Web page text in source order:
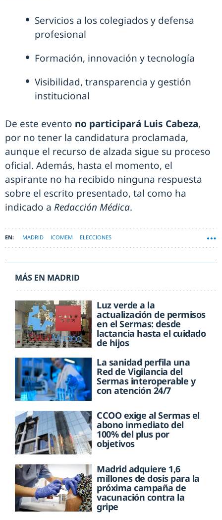
Servicios a los colegiados y defensa
profesional
Formación, innovación y tecnología
Visibilidad, transparencia y gestión
institucional
De este evento no participará Luis Cabeza,
por no tener la candidatura proclamada,
aunque el recurso de alzada sigue su proceso
oficial. Además, hasta el momento, el
aspirante no ha recibido ninguna respuesta
sobre el escrito presentado, tal como ha
indicado a Redacción Médica.
MADRID ICOMEM ELECCIONES
MÁS EN MADRID
Luz verde a la
actualización de permisos
en el Sermas: desde
lactancia hasta el cuidado
de hijos
La sanidad perfila una
Red de Vigilancia del
Sermas interoperable y
con atención 24/7
CCOO exige al Sermas el
abono inmediato del
100% del plus por
objetivos
Madrid adquiere 1,6
millones de dosis para la
próxima campaña de
vacunación contra la
gripe